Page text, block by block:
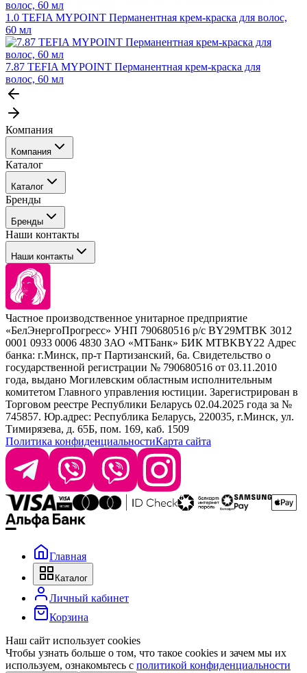
1.0 TEFIA MYPOINT Перманентная крем-краска для волос,
60 мл
7.87 TEFIA MYPOINT Перманентная крем-краска для
волос, 60 мл
Компания
Компания
События
Покупателю
Каталог
Каталог
Профессиональные средства для окрашивания волос
Сервисные средства
Уход
Стайлинг
Брови и ресницы
Барберинг
Наборы
Расходные материалы
Бренды
Бренды
Tefia
Concept
Kezy
Barex
Sim Sensitive
Kebren
Selective Professional
White Line
Наши контакты
Наши контакты
+ 375 44 7233514
+ 375 29 1649505
info@krasabel.by
Офис: г. Минск, ул. Тимирязева 65Б, офис 1509
Склад: г. Минск, ул. Домбровская, 15
Время работы: пн–чт 9:00–17:30, пт 9:00–17:00
Частное производственное унитарное предприятие
«БелЭнергоПрогресс» УНП 790680516 р/с BY29MTBK 3012
0001 0933 0006 4830 ЗАО «МТБанк» БИК MTBKBY22 Адрес
банка: г.Минск, пр-т Партизанский, 6а. Свидетельство о
государственной регистрации № 790680516 от 03.11.2010
года, выдано Могилевским областным исполнительным
комитетом Главного управления юстиции. Зарегистрирован в
Торговом реестре Республики Беларусь 02.04.2025 года за №
745857. Юр.адрес: Республика Беларусь, 220035, г.Минск, ул.
Тимирязева, д. 65Б, пом. 169, каб. 1509
Политика конфиденциальностиКарта сайта
Главная
Каталог
Личный кабинет
Корзина
Наш сайт использует cookies
Чтобы узнать больше о том, что такое cookies и зачем мы их
используем, ознакомьтесь с политикой конфиденциальности